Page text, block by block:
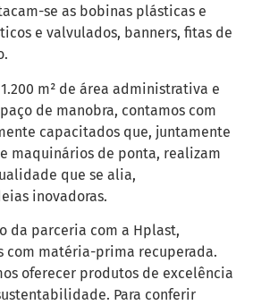
se as bobinas plásticas e
e valvulados, banners, fitas de
m² de área administrativa e
de manobra, contamos com
capacitados que, juntamente
maquinários de ponta, realizam
que se alia,
inovadoras.
da parceria com a Hplast,
com matéria-prima recuperada.
oferecer produtos de excelência
Para conferir